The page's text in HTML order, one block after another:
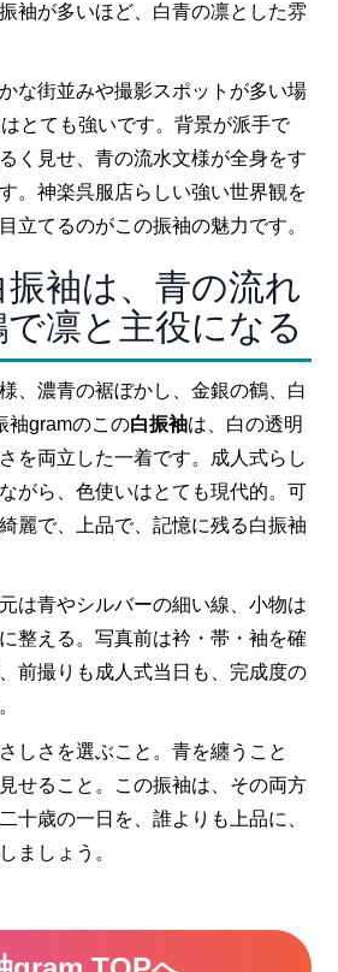
袖が多いほど、白青の凛とした雰
な街並みや撮影スポットが多い場
とても強いです。背景が派手で
く見せ、青の流水文様が全身をす
。神楽呉服店らしい強い世界観を
立てるのがこの振袖の魅力です。
振袖は、青の流れ
凛と主役になる
、濃青の裾ぼかし、金銀の鶴、白
袖gramのこの白振袖は、白の透明
を両立した一着です。成人式らし
がら、色使いはとても現代的。可
麗で、上品で、記憶に残る白振袖
は青やシルバーの細い線、小物は
整える。写真前は衿・帯・袖を確
前撮りも成人式当日も、完成度の
しさを選ぶこと。青を纏うこと
せること。この振袖は、その両方
十歳の一日を、誰よりも上品に、
ましょう。